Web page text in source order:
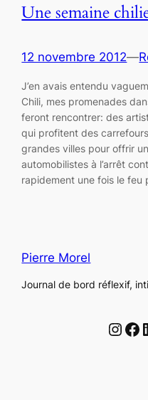
Une semaine
12 novembre 2012—
J’en avais entendu
Chili, mes promenades
feront rencontrer: des
qui profitent des
grandes villes pour offrir
automobilistes à l’arrêt
rapidement une fois le feu
Pierre Morel
Journal de bord réflexif,
Instagram Facebook